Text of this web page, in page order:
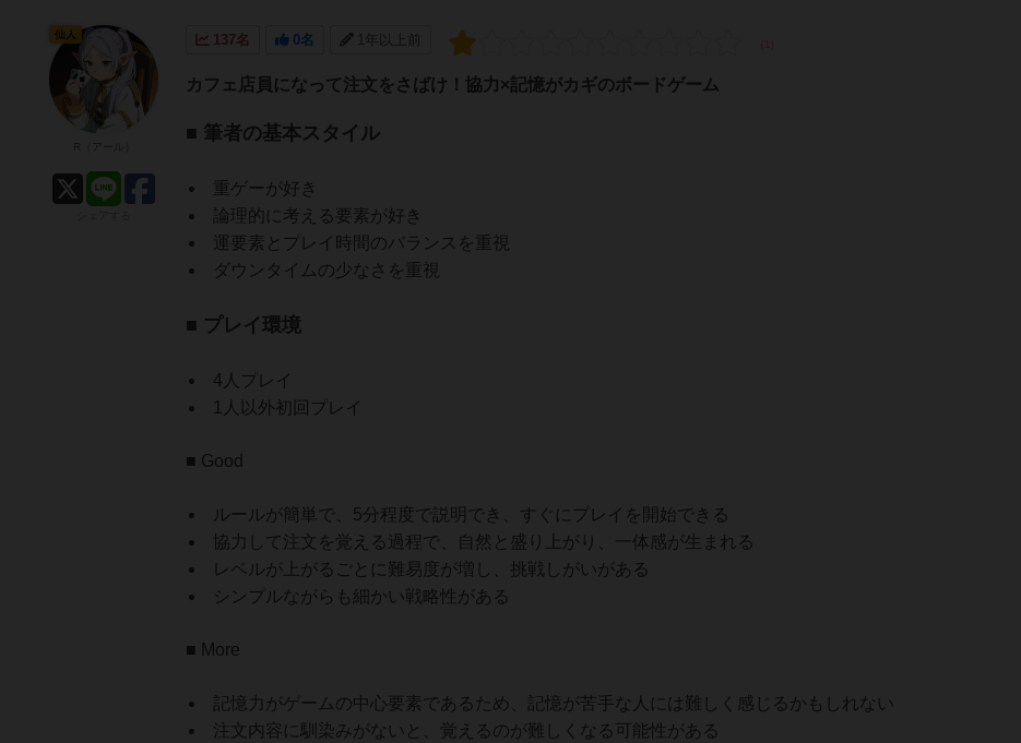
137名 0名 1年以上前
カフェ店員になって注文をさばけ！協力×記憶がカギのボードゲーム
■ 筆者の基本スタイル
重ゲーが好き
論理的に考える要素が好き
運要素とプレイ時間のバランスを重視
ダウンタイムの少なさを重視
■ プレイ環境
4人プレイ
1人以外初回プレイ
■ Good
ルールが簡単で、5分程度で説明でき、すぐにプレイを開始できる
協力して注文を覚える過程で、自然と盛り上がり、一体感が生まれる
レベルが上がるごとに難易度が増し、挑戦しがいがある
シンプルながらも細かい戦略性がある
■ More
記憶力がゲームの中心要素であるため、記憶が苦手な人には難しく感じるかもしれない
注文内容に馴染みがないと、覚えるのが難しくなる可能性がある
仙人